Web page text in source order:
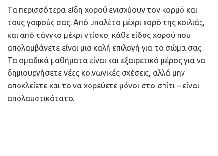
Τα περισσότερα είδη χορού ενισχύουν τον κορμό και
τους γοφούς σας. Από μπαλέτο μέχρι χορό της κοιλιάς,
και από τάνγκο μέχρι ντίσκο, κάθε είδος χορού που
απολαμβάνετε είναι μια καλή επιλογή για το σώμα σας.
Τα ομαδικά μαθήματα είναι και εξαιρετικό μέρος για να
δημιουργήσετε νέες κοινωνικές σχέσεις, αλλά μην
αποκλείετε και το να χορεύετε μόνοι στο σπίτι – είναι
απολαυστικότατο.